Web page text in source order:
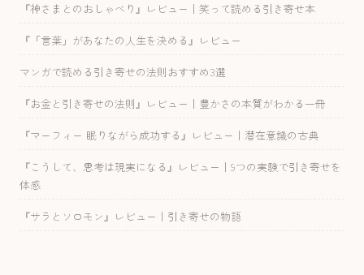
『神さまとのおしゃべり』レビュー｜笑って読める引き寄せ本
『「言葉」があなたの人生を決める』レビュー
マンガで読める引き寄せの法則おすすめ3選
『お金と引き寄せの法則』レビュー｜豊かさの本質がわかる一冊
『マーフィー 眠りながら成功する』レビュー｜潜在意識の古典
『こうして、思考は現実になる』レビュー｜9つの実験で引き寄せを
体感
『サラとソロモン』レビュー｜引き寄せの物語